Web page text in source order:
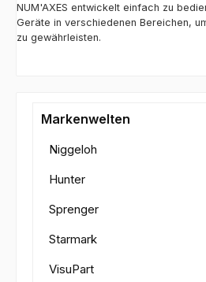
NUM'AXES entwickelt einfach zu
Geräte in verschiedenen Bereichen,
zu gewährleisten.
Markenwelten
Niggeloh
Hunter
Sprenger
Starmark
VisuPart